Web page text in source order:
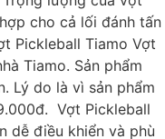
cho cả lối đánh tấn
Pickleball Tiamo Vợt
Tiamo. Sản phẩm
Lý do là vì sản phẩm
Vợt Pickleball
dễ điều khiển và phù